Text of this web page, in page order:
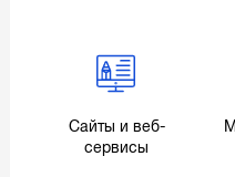
Сайты и веб-
сервисы